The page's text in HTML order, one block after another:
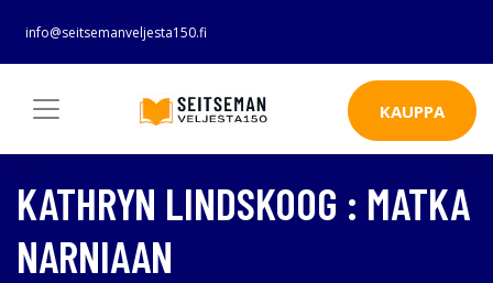
info@seitsemanveljesta150.fi
KAUPPA
KATHRYN LINDSKOOG : MATKA
NARNIAAN